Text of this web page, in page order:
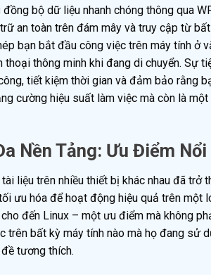
bộ dữ liệu nhanh chóng thông qua
an toàn trên đám mây và truy cập từ
bạn bắt đầu công việc trên máy tính ở
thông minh khi đang di chuyển. Sự
tiết kiệm thời gian và đảm bảo rằng
cường hiệu suất làm việc mà còn là
Nền Tảng: Ưu Điểm
liệu trên nhiều thiết bị khác nhau đã trở
ưu hóa để hoạt động hiệu quả trên một
đến Linux – một ưu điểm mà không
bất kỳ máy tính nào mà họ đang sử
tương thích.